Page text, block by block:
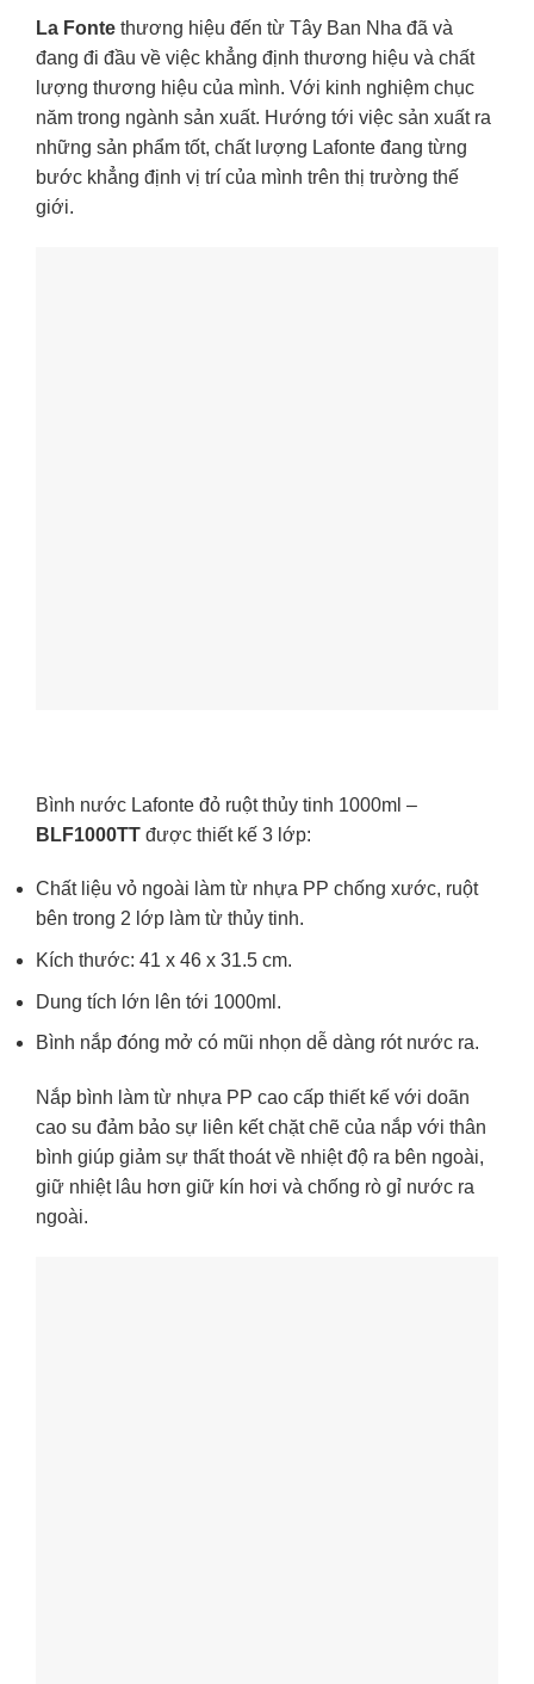
La Fonte thương hiệu đến từ Tây Ban Nha đã và
đang đi đầu về việc khẳng định thương hiệu và chất
lượng thương hiệu của mình. Với kinh nghiệm chục
năm trong ngành sản xuất. Hướng tới việc sản xuất ra
những sản phẩm tốt, chất lượng Lafonte đang từng
bước khẳng định vị trí của mình trên thị trường thế
giới.
Bình nước Lafonte đỏ ruột thủy tinh 1000ml –
BLF1000TT được thiết kế 3 lớp:
Chất liệu vỏ ngoài làm từ nhựa PP chống xước, ruột
bên trong 2 lớp làm từ thủy tinh.
Kích thước: 41 x 46 x 31.5 cm.
Dung tích lớn lên tới 1000ml.
Bình nắp đóng mở có mũi nhọn dễ dàng rót nước ra.
Nắp bình làm từ nhựa PP cao cấp thiết kế với doãn
cao su đảm bảo sự liên kết chặt chẽ của nắp với thân
bình giúp giảm sự thất thoát về nhiệt độ ra bên ngoài,
giữ nhiệt lâu hơn giữ kín hơi và chống rò gỉ nước ra
ngoài.